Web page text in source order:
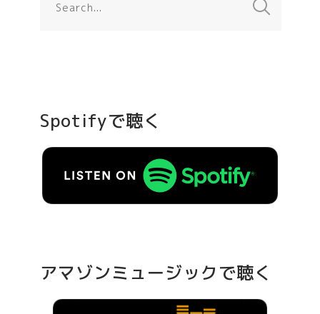
Spotifyで聴く
アマゾンミュージックで聴く